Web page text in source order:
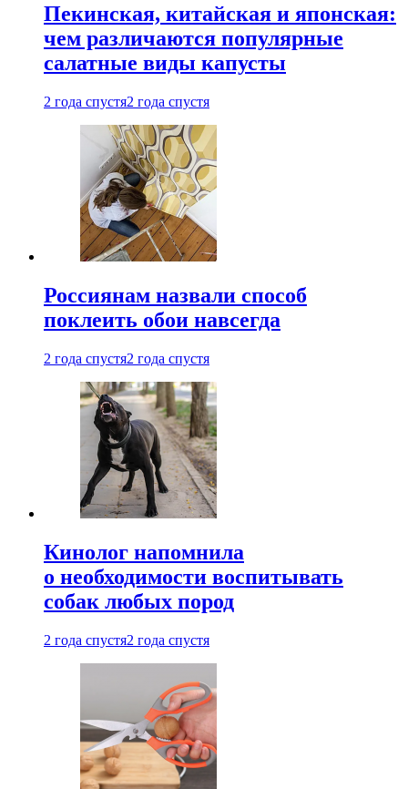
Пекинская, китайская и японская:
чем различаются популярные
салатные виды капусты
2 года спустя2 года спустя
Россиянам назвали способ
поклеить обои навсегда
2 года спустя2 года спустя
Кинолог напомнила
о необходимости воспитывать
собак любых пород
2 года спустя2 года спустя